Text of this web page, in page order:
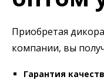
Приобретая
компании, вы
Гарантия